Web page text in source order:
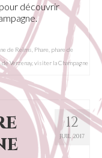
découvrir
de Reims Phare phare de
Verzenay, visiter la Champagne
12
JUIL 2017